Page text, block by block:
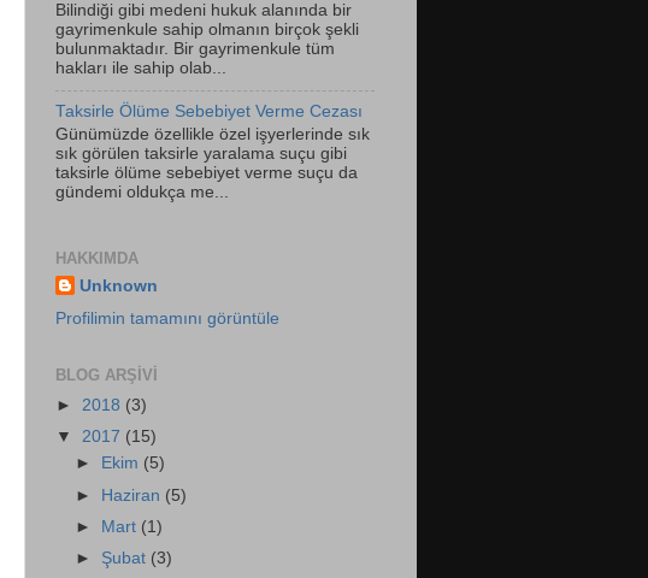
Bilindiği gibi medeni hukuk alanında bir
gayrimenkule sahip olmanın birçok şekli
bulunmaktadır. Bir gayrimenkule tüm
hakları ile sahip olab...
Taksirle Ölüme Sebebiyet Verme Cezası
Günümüzde özellikle özel işyerlerinde sık
sık görülen taksirle yaralama suçu gibi
taksirle ölüme sebebiyet verme suçu da
gündemi oldukça me...
HAKKIMDA
Unknown
Profilimin tamamını görüntüle
BLOG ARŞIVI
► 2018 (3)
▼ 2017 (15)
►
Ekim (5)
► Haziran (5)
► Mart (1)
► Şubat (3)